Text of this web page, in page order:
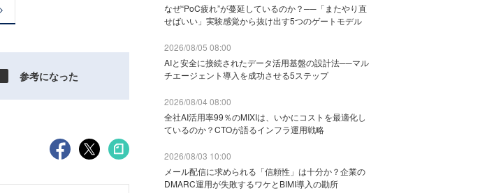
参考になった
なぜ“PoC疲れ”が蔓延しているのか？──「またやり直
せばいい」実験感覚から抜け出す5つのゲートモデル
2026/08/05 08:00
AIと安全に接続されたデータ活用基盤の設計法──マル
チエージェント導入を成功させる5ステップ
2026/08/04 08:00
全社AI活用率99％のMIXIは、いかにコストを最適化し
ているのか？CTOが語るインフラ運用戦略
2026/08/03 10:00
メール配信に求められる「信頼性」は十分か？企業の
DMARC運用が失敗するワケとBIMI導入の勘所